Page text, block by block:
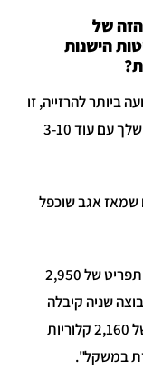
של
הישנות
ביותר להרזייה, זו
שתביא אותך בוודאות היישר לדיאטה הבאה שלך עם עוד 3-10
שמאז אגב שוכפל
חוקרים לקחו 3 קבוצות, קבוצה אחת קיבלה תפריט של 2,950
שניה קיבלה
תפריט של 2,440 קלוריות ושלישית תפריט של 2,160 קלוריות
במשקל".